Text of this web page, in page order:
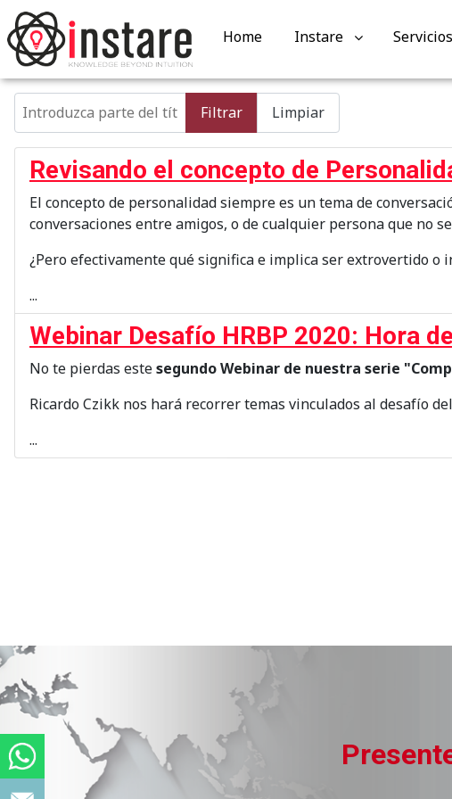
Home Instare Servicios
Introduzca parte del título
Filtrar Limpiar
Revisando el concepto de
El concepto de personalidad siempre es un tema de
conversaciones entre amigos, o de cualquier persona que no
¿Pero efectivamente qué significa e implica ser extrovertido o
...
Webinar Desafío HRBP 2020: Hora
No te pierdas estesegundo Webinar de nuestra serie
Ricardo Czikk nos hará recorrer temas vinculados al desafío
...